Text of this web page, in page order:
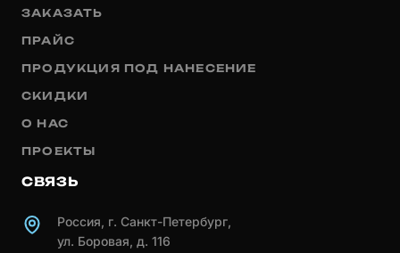
ЗАКАЗАТЬ
ПРАЙС
ПРОДУКЦИЯ ПОД НАНЕСЕНИЕ
СКИДКИ
О НАС
ПРОЕКТЫ
СВЯЗЬ
Россия, г. Санкт-Петербург,
ул. Боровая, д. 116